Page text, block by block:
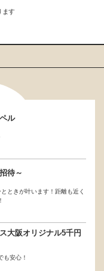
ます
ル
待～
ときが叶います！距離も近く
大阪オリジナル5千円
安心！